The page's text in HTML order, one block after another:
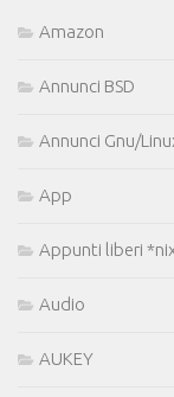
Amazon
Annunci BSD
Annunci Gnu/
App
Appunti liberi
Audio
AUKEY